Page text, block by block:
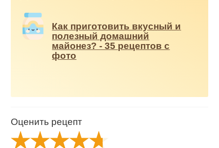
Как приготовить вкусный и
полезный домашний
майонез? - 35 рецептов с
фото
Оценить рецепт